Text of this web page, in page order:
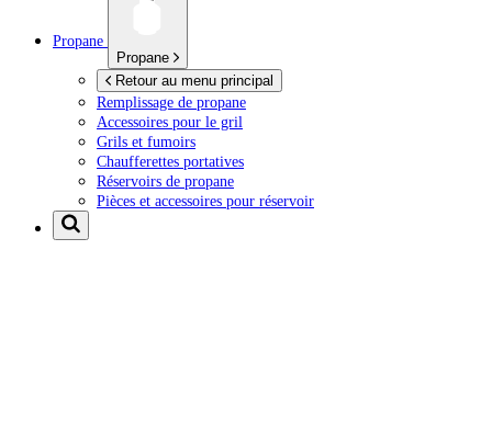
Propane
Propane
Retour au menu principal
Remplissage de propane
Accessoires pour le gril
Grils et fumoirs
Chaufferettes portatives
Réservoirs de propane
Pièces et accessoires pour réservoir